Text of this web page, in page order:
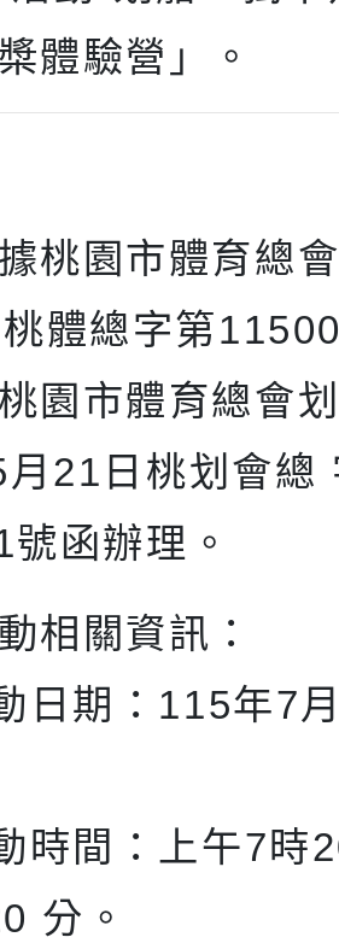
體驗營」。
桃園市體育總
體總字第
園市體育總會
21日桃划會總
函辦理。
相關資訊：
日期：115年7
時間：上午7時
分。